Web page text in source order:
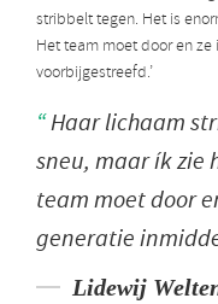
stribbelt tegen. Het is
Het team moet door en
voorbijgestreefd.’
Haar lichaam
sneu, maar ík zie
team moet door
generatie
Lidewij